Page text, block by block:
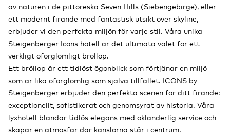
av naturen i de pittoreska Seven Hills (Siebengebirge), eller
ett modernt firande med fantastisk utsikt över skyline,
erbjuder vi den perfekta miljön för varje stil. Våra unika
Steigenberger Icons hotell är det ultimata valet för ett
verkligt oförglömligt bröllop.
Ett bröllop är ett tidlöst ögonblick som förtjänar en miljö
som är lika oförglömlig som själva tillfället. ICONS by
Steigenberger erbjuder den perfekta scenen för ditt firande:
exceptionellt, sofistikerat och genomsyrat av historia. Våra
lyxhotell blandar tidlös elegans med oklanderlig service och
skapar en atmosfär där känslorna står i centrum.